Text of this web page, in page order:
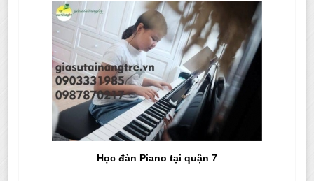
Học đàn Piano tại quận 7